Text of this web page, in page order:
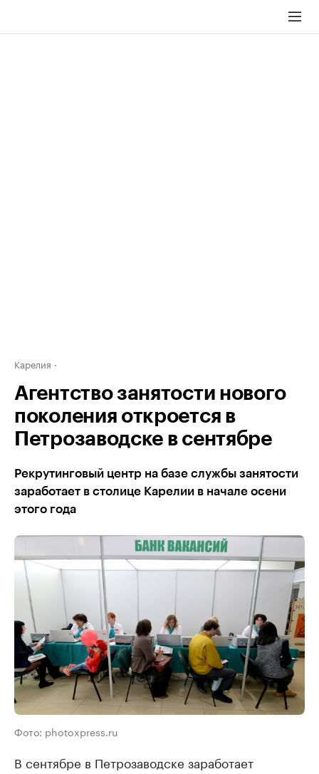
Карелия
Агентство занятости нового
поколения откроется в
Петрозаводске в сентябре
Рекрутинговый центр на базе службы занятости
заработает в столице Карелии в начале осени
этого года
Фото: photoxpress.ru
В сентябре в Петрозаводске заработает